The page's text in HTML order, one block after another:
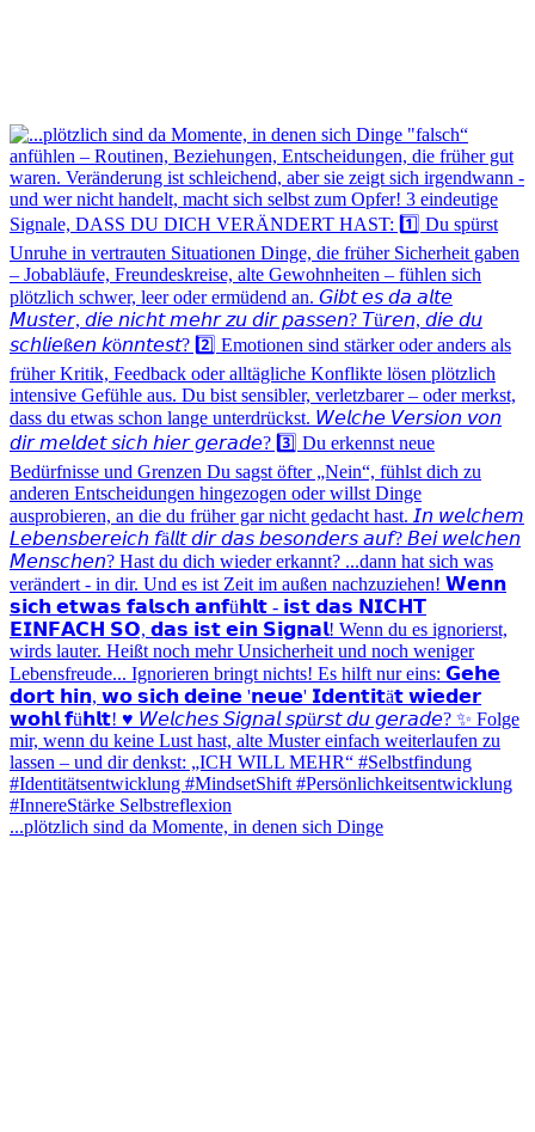
...plötzlich sind da Momente, in denen sich Dinge